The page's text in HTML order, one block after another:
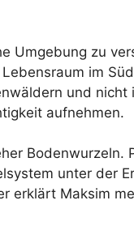
Umgebung zu
im
und
aufnehmen.
Bodenwurzeln.
unter der
erklärt Maksim